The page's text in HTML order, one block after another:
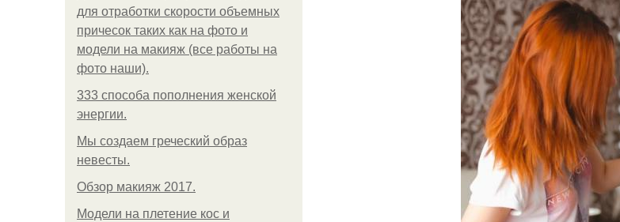
для отработки скорости объемных
причесок таких как на фото и
модели на макияж (все работы на
фото наши).
333 способа пополнения женской
энергии.
Мы создаем греческий образ
невесты.
Обзор макияж 2017.
Модели на плетение кос и